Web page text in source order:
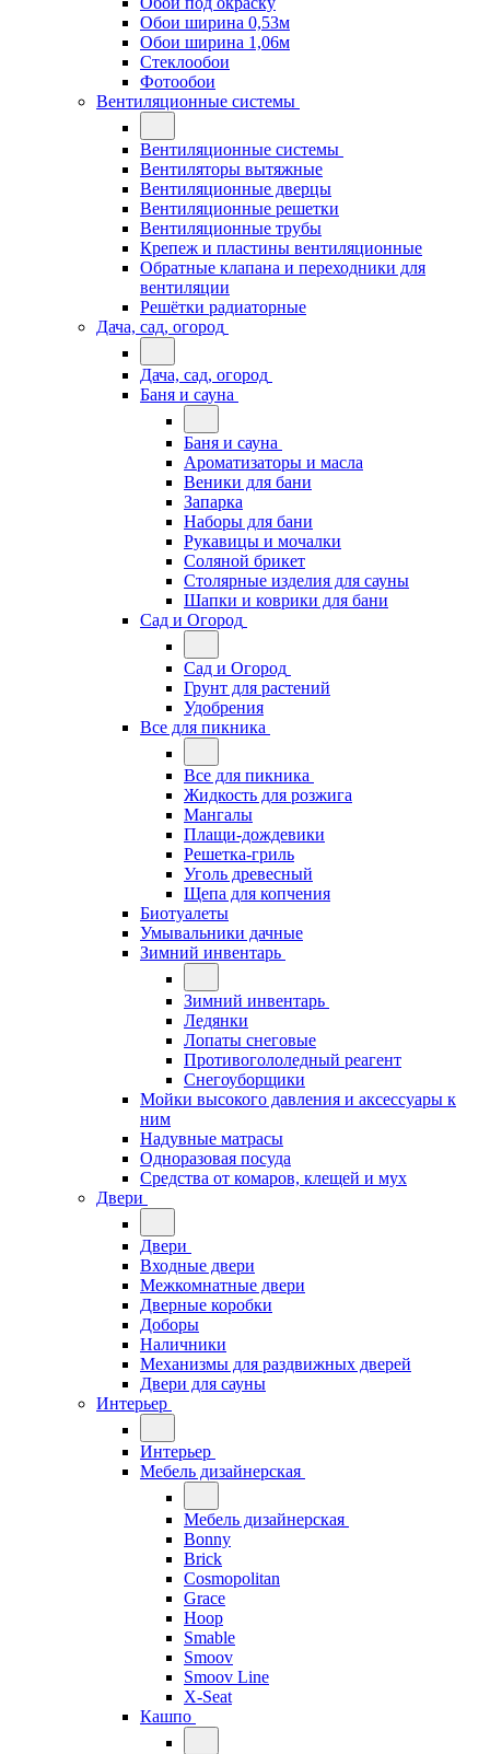
Обои ширина 0,53м
Обои ширина 1,06м
Стеклообои
Фотообои
Вентиляционные системы
Вентиляционные системы
Вентиляторы вытяжные
Вентиляционные дверцы
Вентиляционные решетки
Вентиляционные трубы
Крепеж и пластины вентиляционные
Обратные клапана и переходники для
вентиляции
Решётки радиаторные
Дача, сад, огород
Дача, сад, огород
Баня и сауна
Баня и сауна
Ароматизаторы и масла
Веники для бани
Запарка
Наборы для бани
Рукавицы и мочалки
Соляной брикет
Столярные изделия для сауны
Шапки и коврики для бани
Сад и Огород
Сад и Огород
Грунт для растений
Удобрения
Все для пикника
Все для пикника
Жидкость для розжига
Мангалы
Плащи-дождевики
Решетка-гриль
Уголь древесный
Щепа для копчения
Биотуалеты
Умывальники дачные
Зимний инвентарь
Зимний инвентарь
Ледянки
Лопаты снеговые
Противогололедный реагент
Снегоуборщики
Мойки высокого давления и аксессуары к
ним
Надувные матрасы
Одноразовая посуда
Средства от комаров, клещей и мух
Двери
Двери
Входные двери
Межкомнатные двери
Дверные коробки
Доборы
Наличники
Механизмы для раздвижных дверей
Двери для сауны
Интерьер
Интерьер
Мебель дизайнерская
Мебель дизайнерская
Bonny
Brick
Cosmopolitan
Grace
Hoop
Smable
Smoov
Smoov Line
X-Seat
Кашпо